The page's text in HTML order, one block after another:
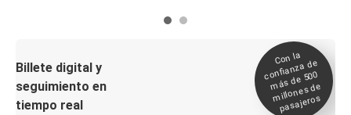
Billete digital y
seguimiento en
tiempo real
Con la
confianza de
más de 500
millones de
pasajeros